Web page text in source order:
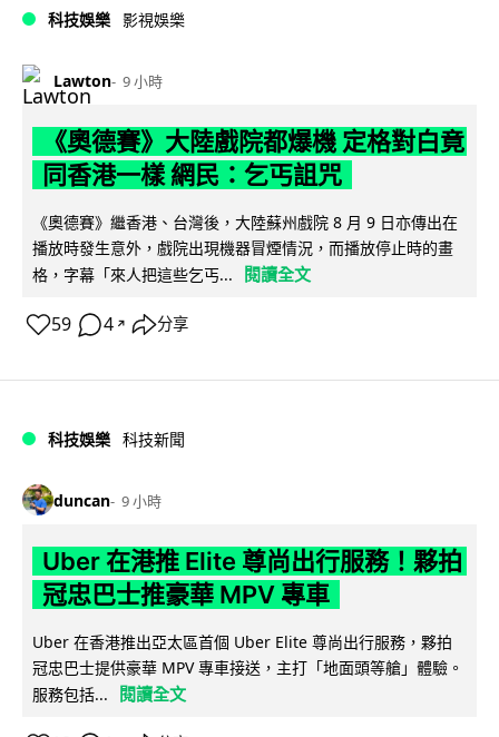
科技娛樂 影視娛樂
Lawton 9 小時
《奧德賽》大陸戲院都爆機 定格對白竟
同香港一樣 網民：乞丐詛咒
《奧德賽》繼香港、台灣後，大陸蘇州戲院 8 月 9 日亦傳出在
播放時發生意外，戲院出現機器冒煙情況，而播放停止時的畫
格，字幕「來人把這些乞丐...
閱讀全文
59 4 ↗ 分享
科技娛樂 科技新聞
duncan 9 小時
Uber 在港推 Elite 尊尚出行服務！夥拍
冠忠巴士推豪華 MPV 專車
Uber 在香港推出亞太區首個 Uber Elite 尊尚出行服務，夥拍
冠忠巴士提供豪華 MPV 專車接送，主打「地面頭等艙」體驗。
服務包括...
閱讀全文